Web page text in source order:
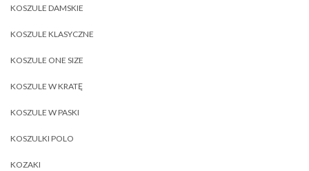
KOSZULE DAMSKIE
KOSZULE KLASYCZNE
KOSZULE ONE SIZE
KOSZULE W KRATĘ
KOSZULE W PASKI
KOSZULKI POLO
KOZAKI